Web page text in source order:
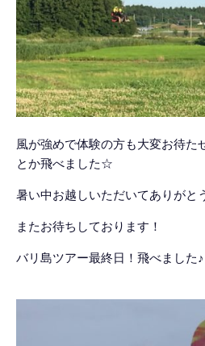
風が強めで体験の方も大変お待た
とか飛べました☆
暑い中お越しいただいてありがと
またお待ちしております！
バリ島ツアー最終日！飛べました♪